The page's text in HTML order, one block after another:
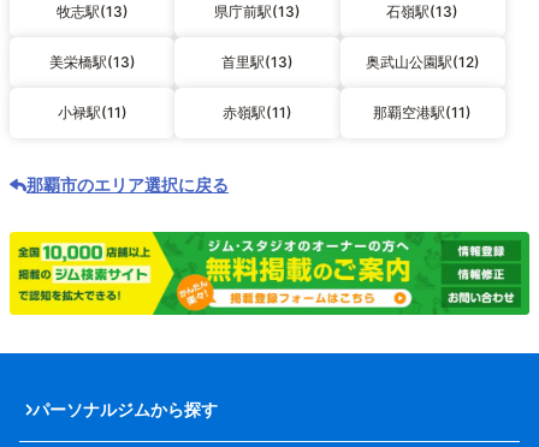
牧志駅(13) 県庁前駅(13) 石嶺駅(13)
美栄橋駅(13) 首里駅(13) 奥武山公園駅(12)
小禄駅(11) 赤嶺駅(11) 那覇空港駅(11)
那覇市のエリア選択に戻る
パーソナルジムから探す